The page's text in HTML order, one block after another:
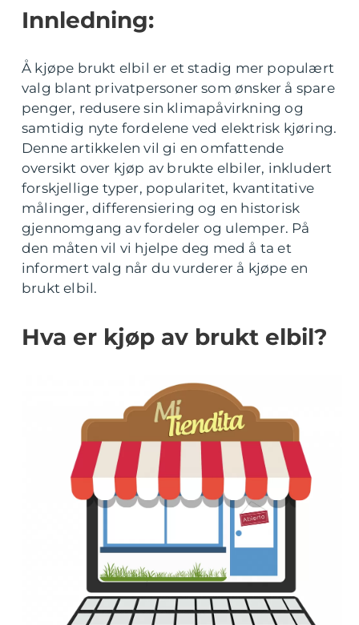
Innledning:
Å kjøpe brukt elbil er et stadig mer populært
valg blant privatpersoner som ønsker å spare
penger, redusere sin klimapåvirkning og
samtidig nyte fordelene ved elektrisk kjøring.
Denne artikkelen vil gi en omfattende
oversikt over kjøp av brukte elbiler, inkludert
forskjellige typer, popularitet, kvantitative
målinger, differensiering og en historisk
gjennomgang av fordeler og ulemper. På
den måten vil vi hjelpe deg med å ta et
informert valg når du vurderer å kjøpe en
brukt elbil.
Hva er kjøp av brukt elbil?